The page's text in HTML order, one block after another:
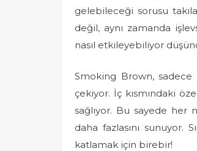
gelebileceği sorusu
değil, aynı zamanda
nasıl etkileyebiliyor
Smoking Brown,
çekiyor. İç kısmındaki
sağlıyor. Bu sayede her
daha fazlasını sunuyor.
katlamak için birebir!